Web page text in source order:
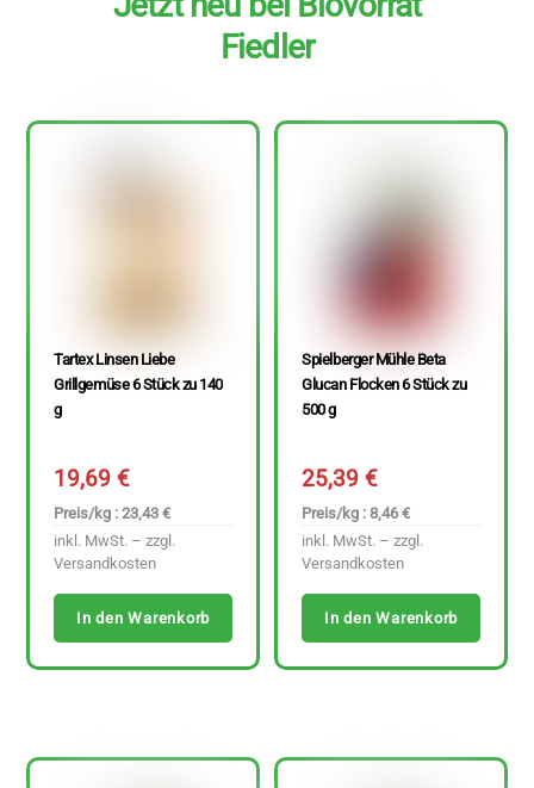
Fiedler
Tartex Linsen Liebe
Grillgemüse 6 Stück zu 140
g
19,69€
Preis/kg : 23,43 €
inkl. MwSt. – zzgl.
Versandkosten
In den Warenkorb
Spielberger Mühle Beta
Glucan Flocken 6 Stück zu
500 g
25,39€
Preis/kg : 8,46 €
inkl. MwSt. – zzgl.
Versandkosten
In den Warenkorb